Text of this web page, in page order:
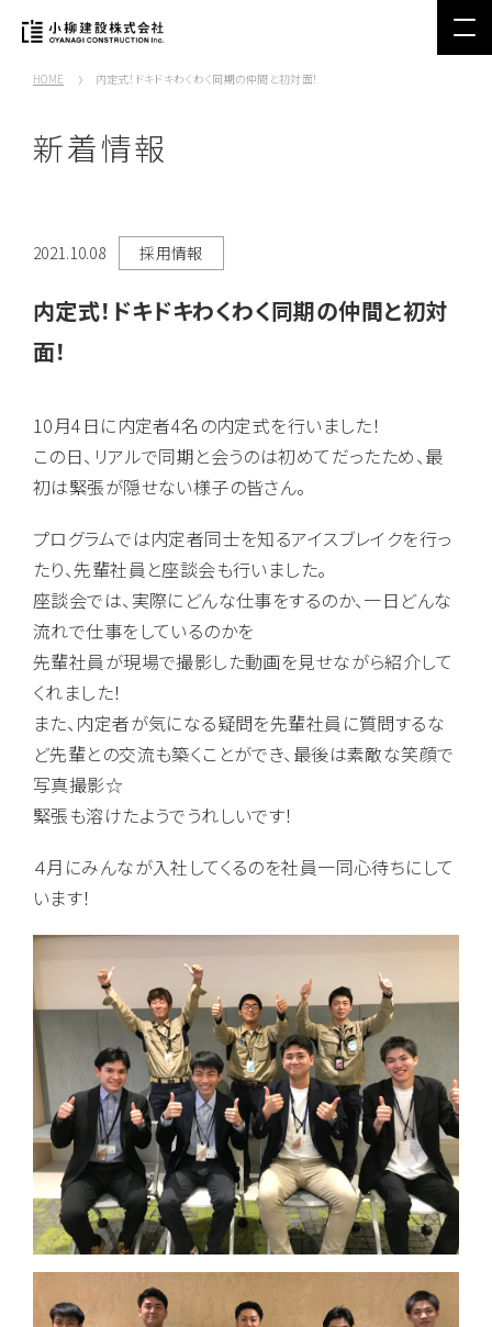
HOME 内定式！ドキドキわくわく同期の仲間と初対面！
新着情報
2021.10.08 採用情報
内定式！ドキドキわくわく同期の仲間と初対
面！
10月4日に内定者4名の内定式を行いました！
この日、リアルで同期と会うのは初めてだったため、最
初は緊張が隠せない様子の皆さん。
プログラムでは内定者同士を知るアイスブレイクを行っ
たり、先輩社員と座談会も行いました。
座談会では、実際にどんな仕事をするのか、一日どんな
流れで仕事をしているのかを
先輩社員が現場で撮影した動画を見せながら紹介して
くれました！
また、内定者が気になる疑問を先輩社員に質問するな
ど先輩との交流も築くことができ、最後は素敵な笑顔で
写真撮影☆
緊張も溶けたようでうれしいです！
４月にみんなが入社してくるのを社員一同心待ちにして
います！